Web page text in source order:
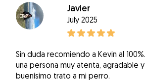
Javier
July 2025
Sin duda recomiendo a Kevin al
una persona muy atenta, agradable
buenísimo trato a mi perro.